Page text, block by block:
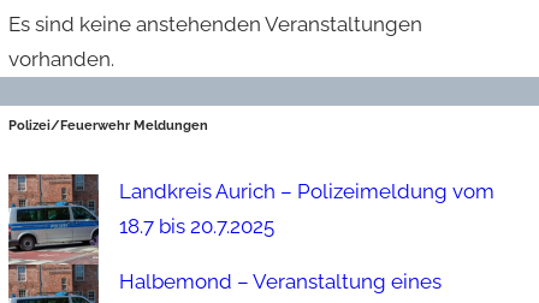
Es sind keine anstehenden Veranstaltungen
vorhanden.
Polizei/Feuerwehr Meldungen
Landkreis Aurich – Polizeimeldung vom
18.7 bis 20.7.2025
Halbemond – Veranstaltung eines